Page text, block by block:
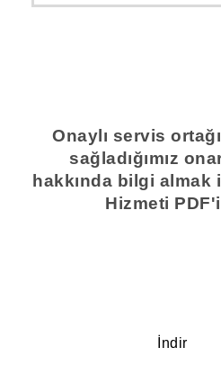
Onaylı servis
sağladığımız
hakkında bilgi almak
Hizmeti
İndir